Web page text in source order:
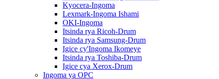
Kyocera-Ingoma
Lexmark-Ingoma Ishami
OKI-Ingoma
Itsinda rya Ricoh-Drum
Itsinda rya Samsung-Drum
Igice cy'Ingoma Ikomeye
Itsinda rya Toshiba-Drum
Igice cya Xerox-Drum
Ingoma ya OPC